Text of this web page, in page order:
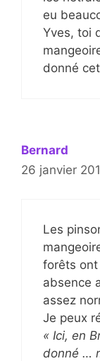
eu
Yves, toi
donné
Bernard
26 janvier
Les
forêts ont
absence
assez
Je peux
« Ici, en
donné …